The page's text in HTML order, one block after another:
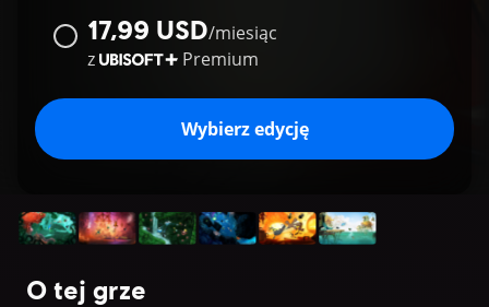
17,99 USD/miesiąc
z
Premium
Wybierz edycję
O tej grze